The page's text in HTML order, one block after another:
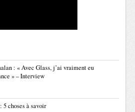
: « Avec Glass, j’ai vraiment eu
» – Interview
5 choses à savoir